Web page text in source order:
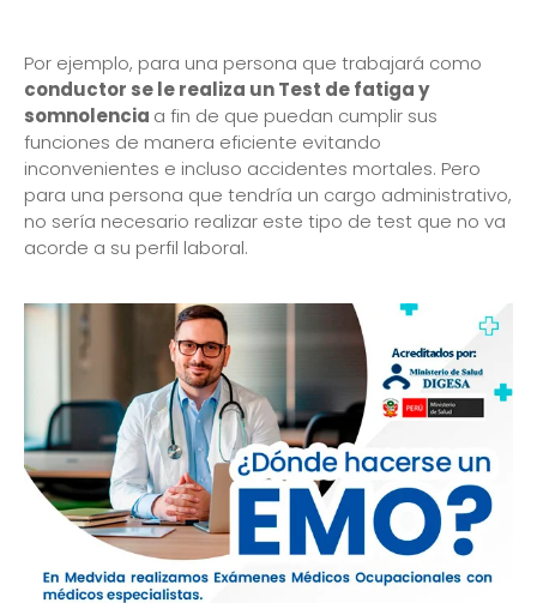
Por ejemplo, para una persona que trabajará como
conductor se le realiza un Test de fatiga y
somnolencia a fin de que puedan cumplir sus
funciones de manera eficiente evitando
inconvenientes e incluso accidentes mortales. Pero
para una persona que tendría un cargo administrativo,
no sería necesario realizar este tipo de test que no va
acorde a su perfil laboral.